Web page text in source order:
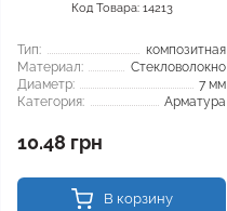
Код Товара: 14213
Тип:
композитная
Материал:
Стекловолокно
Диаметр:
7 мм
Категория:
Арматура
10.48 грн
В корзину